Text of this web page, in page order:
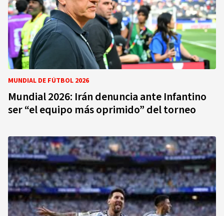
MUNDIAL DE FÚTBOL 2026
Mundial 2026: Irán denuncia ante Infantino
ser “el equipo más oprimido” del torneo